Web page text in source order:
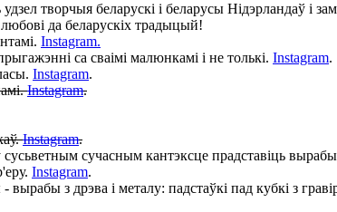
творчыя беларускі і беларусы Нідэрландаў і
любові да беларускіх традыцый!
Instagram.
са сваімі малюнкамі і не толькі. Instagram.
Instagram.
Instagram.
Instagram.
сучасным кантэксце прадставіць
Instagram.
вырабы з дрэва і металу: падстаўкі пад кубкі з